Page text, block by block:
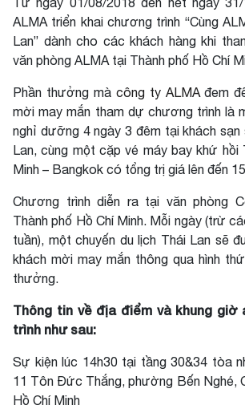
ALMA triển khai chương trình “Cùng
Lan” dành cho các khách hàng khi
văn phòng ALMA tại Thành phố Hồ Chí
Phần thưởng mà công ty ALMAđem
mời may mắn tham dự chương trình là
nghỉ dưỡng 4 ngày 3 đêm tại khách
Lan, cùng một cặp vé máy bay khứ hồi
Minh – Bangkok có tổng trị giá lên đến
Chương trình diễn ra tại văn phòng
Thành phố Hồ Chí Minh. Mỗi ngày (trừ
tuần), một chuyến du lịch Thái Lan sẽ
khách mời may mắn thông qua hình
thưởng.
Thông tin về địa điểm và khung giờ
trình như sau:
Sự kiện lúc 14h30 tại tầng 30&34 tòa
11 Tôn Đức Thắng, phường Bến Nghé,
Hồ Chí Minh